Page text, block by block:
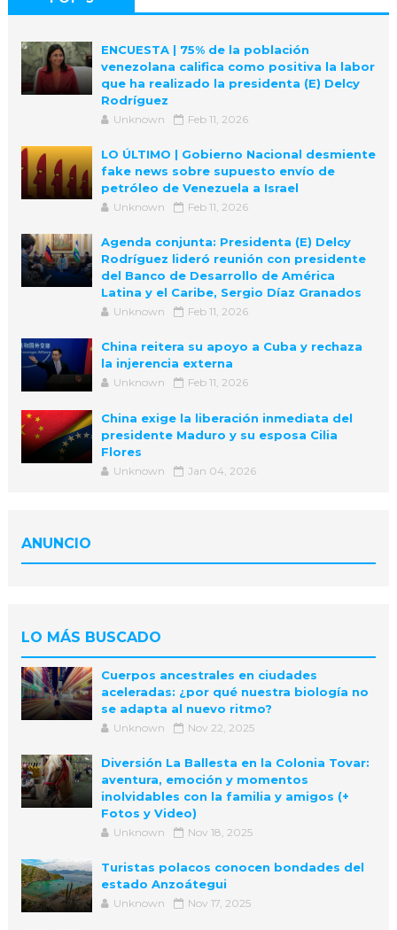
ENCUESTA | 75% de la población
venezolana califica como positiva la labor
que ha realizado la presidenta (E) Delcy
Rodríguez
Unknown Feb 11, 2026
LO ÚLTIMO | Gobierno Nacional desmiente
fake news sobre supuesto envío de
petróleo de Venezuela a Israel
Unknown Feb 11, 2026
Agenda conjunta: Presidenta (E) Delcy
Rodríguez lideró reunión con presidente
del Banco de Desarrollo de América
Latina y el Caribe, Sergio Díaz Granados
Unknown Feb 11, 2026
China reitera su apoyo a Cuba y rechaza
la injerencia externa
Unknown Feb 11, 2026
China exige la liberación inmediata del
presidente Maduro y su esposa Cilia
Flores
Unknown Jan 04, 2026
ANUNCIO
LO MÁS BUSCADO
Cuerpos ancestrales en ciudades
aceleradas: ¿por qué nuestra biología no
se adapta al nuevo ritmo?
Unknown Nov 22, 2025
Diversión La Ballesta en la Colonia Tovar:
aventura, emoción y momentos
inolvidables con la familia y amigos (+
Fotos y Video)
Unknown Nov 18, 2025
Turistas polacos conocen bondades del
estado Anzoátegui
Unknown Nov 17, 2025